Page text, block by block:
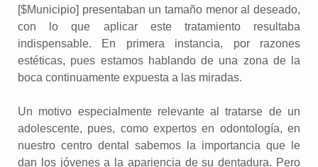
[$Municipio] presentaban un tamaño menor al deseado,
con lo que aplicar este tratamiento resultaba
indispensable. En primera instancia, por razones
estéticas, pues estamos hablando de una zona de la
boca continuamente expuesta a las miradas.
Un motivo especialmente relevante al tratarse de un
adolescente, pues, como expertos en odontología, en
nuestro centro dental sabemos la importancia que le
dan los jóvenes a la apariencia de su dentadura. Pero